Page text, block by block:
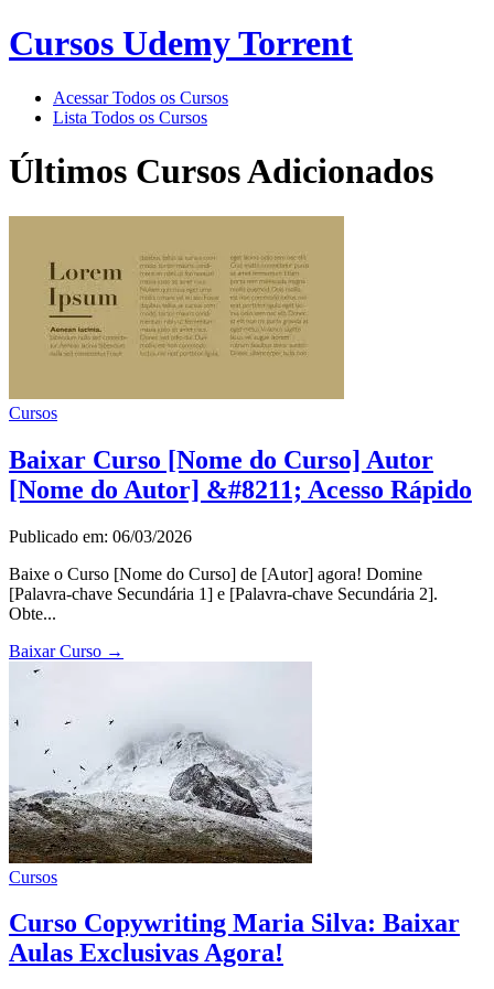
Cursos Udemy Torrent
Acessar Todos os Cursos
Lista Todos os Cursos
Últimos Cursos Adicionados
Cursos
Baixar Curso [Nome do Curso] Autor
[Nome do Autor] &#8211; Acesso Rápido
Publicado em: 06/03/2026
Baixe o Curso [Nome do Curso] de [Autor] agora! Domine
[Palavra-chave Secundária 1] e [Palavra-chave Secundária 2].
Obte...
Baixar Curso →
Cursos
Curso Copywriting Maria Silva: Baixar
Aulas Exclusivas Agora!